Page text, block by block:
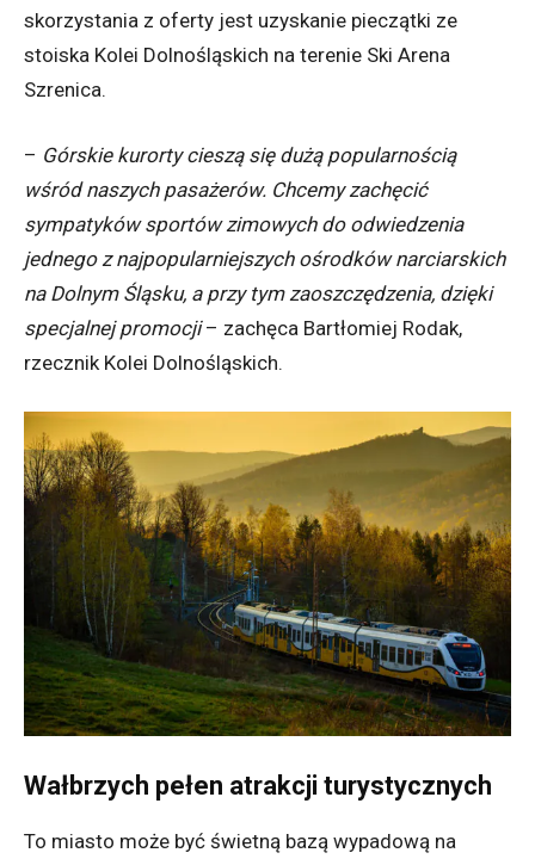
skorzystania z oferty jest uzyskanie pieczątki ze
stoiska Kolei Dolnośląskich na terenie Ski Arena
Szrenica.
– Górskie kurorty cieszą się dużą popularnością
wśród naszych pasażerów. Chcemy zachęcić
sympatyków sportów zimowych do odwiedzenia
jednego z najpopularniejszych ośrodków narciarskich
na Dolnym Śląsku, a przy tym zaoszczędzenia, dzięki
specjalnej promocji– zachęca Bartłomiej Rodak,
rzecznik Kolei Dolnośląskich.
Wałbrzych pełen atrakcji turystycznych
To miasto może być świetną bazą wypadową na